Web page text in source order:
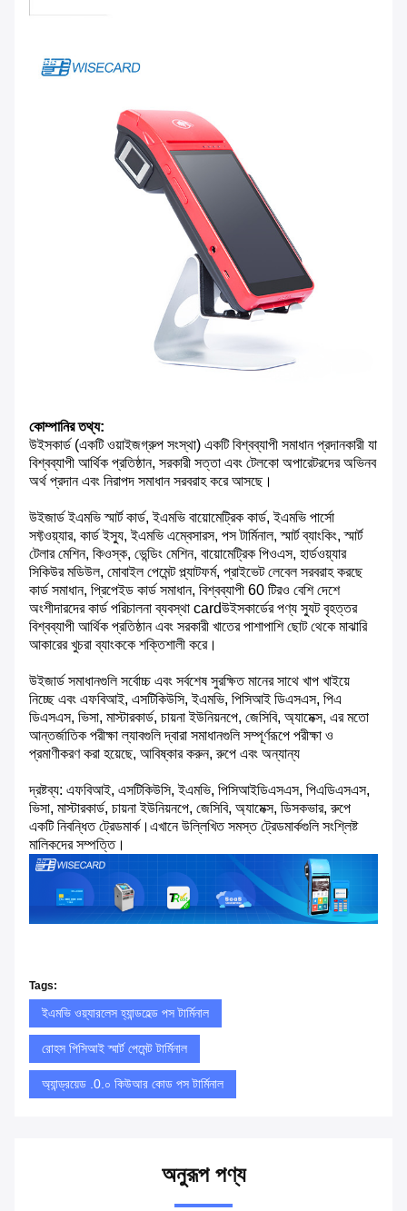
কোম্পানির তথ্য:
উইসকার্ড (একটি ওয়াইজগ্রুপ সংস্থা) একটি বিশ্বব্যাপী সমাধান প্রদানকারী যা
বিশ্বব্যাপী আর্থিক প্রতিষ্ঠান, সরকারী সত্তা এবং টেলকো অপারেটরদের অভিনব
অর্থ প্রদান এবং নিরাপদ সমাধান সরবরাহ করে আসছে।
উইজার্ড ইএমভি স্মার্ট কার্ড, ইএমভি বায়োমেট্রিক কার্ড, ইএমভি পার্সো
সফ্টওয়্যার, কার্ড ইস্যু, ইএমভি এম্বেসারস, পস টার্মিনাল, স্মার্ট ব্যাংকিং, স্মার্ট
টেলার মেশিন, কিওস্ক, ভেন্ডিং মেশিন, বায়োমেট্রিক পিওএস, হার্ডওয়্যার
সিকিউর মডিউল, মোবাইল পেমেন্ট প্ল্যাটফর্ম, প্রাইভেট লেবেল সরবরাহ করছে
কার্ড সমাধান, প্রিপেইড কার্ড সমাধান, বিশ্বব্যাপী 60 টিরও বেশি দেশে
অংশীদারদের কার্ড পরিচালনা ব্যবস্থা cardউইসকার্ডের পণ্য স্যুট বৃহত্তর
বিশ্বব্যাপী আর্থিক প্রতিষ্ঠান এবং সরকারী খাতের পাশাপাশি ছোট থেকে মাঝারি
আকারের খুচরা ব্যাংককে শক্তিশালী করে।
উইজার্ড সমাধানগুলি সর্বোচ্চ এবং সর্বশেষ সুরক্ষিত মানের সাথে খাপ খাইয়ে
নিচ্ছে এবং এফবিআই, এসটিকিউসি, ইএমভি, পিসিআই ডিএসএস, পিএ
ডিএসএস, ভিসা, মাস্টারকার্ড, চায়না ইউনিয়নপে, জেসিবি, অ্যামেক্স, এর মতো
আন্তর্জাতিক পরীক্ষা ল্যাবগুলি দ্বারা সমাধানগুলি সম্পূর্ণরূপে পরীক্ষা ও
প্রমাণীকরণ করা হয়েছে, আবিষ্কার করুন, রুপে এবং অন্যান্য
দ্রষ্টব্য: এফবিআই, এসটিকিউসি, ইএমভি, পিসিআইডিএসএস, পিএডিএসএস,
ভিসা, মাস্টারকার্ড, চায়না ইউনিয়নপে, জেসিবি, অ্যামেক্স, ডিসকভার, রুপে
একটি নিবন্ধিত ট্রেডমার্ক।এখানে উল্লিখিত সমস্ত ট্রেডমার্কগুলি সংশ্লিষ্ট
মালিকদের সম্পত্তি।
Tags:
ইএমভি ওয়্যারলেস হ্যান্ডহেল্ড পস টার্মিনাল
রোহস পিসিআই স্মার্ট পেমেন্ট টার্মিনাল
অ্যান্ড্রয়েড .0.০ কিউআর কোড পস টার্মিনাল
অনুরূপ পণ্য